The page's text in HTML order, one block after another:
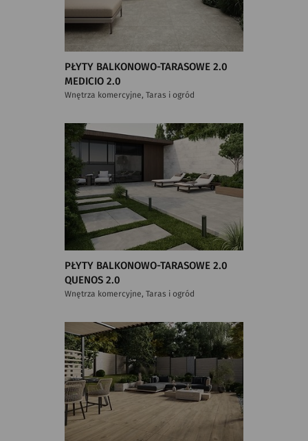
PŁYTY BALKONOWO-TARASOWE 2.0
MEDICIO 2.0
Wnętrza komercyjne, Taras i ogród
PŁYTY BALKONOWO-TARASOWE 2.0
QUENOS 2.0
Wnętrza komercyjne, Taras i ogród